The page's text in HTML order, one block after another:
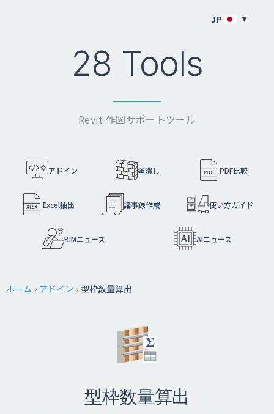
28 Tools
Revit 作図サポートツール
JP ▼
アドイン 塗潰し PDF比較
Excel抽出 議事録作成 使い方ガイド
BIMニュース AIニュース
ホーム › アドイン › 型枠数量算出
型枠数量算出